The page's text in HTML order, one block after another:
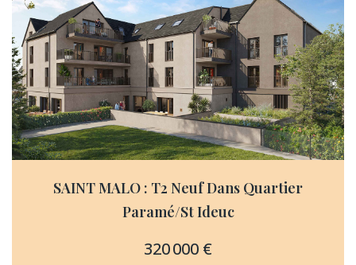
SAINT MALO : T2 Neuf Dans Quartier
Paramé/St Ideuc
320 000 €